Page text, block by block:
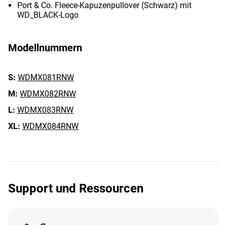
Port & Co. Fleece-Kapuzenpullover (Schwarz) mit
WD_BLACK-Logo
Modellnummern
S: WDMX081RNW
M: WDMX082RNW
L: WDMX083RNW
XL: WDMX084RNW
Support und Ressourcen